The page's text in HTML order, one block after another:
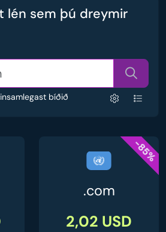
lén sem þú dreymir
bíðið
-85%
.com
2,02 USD